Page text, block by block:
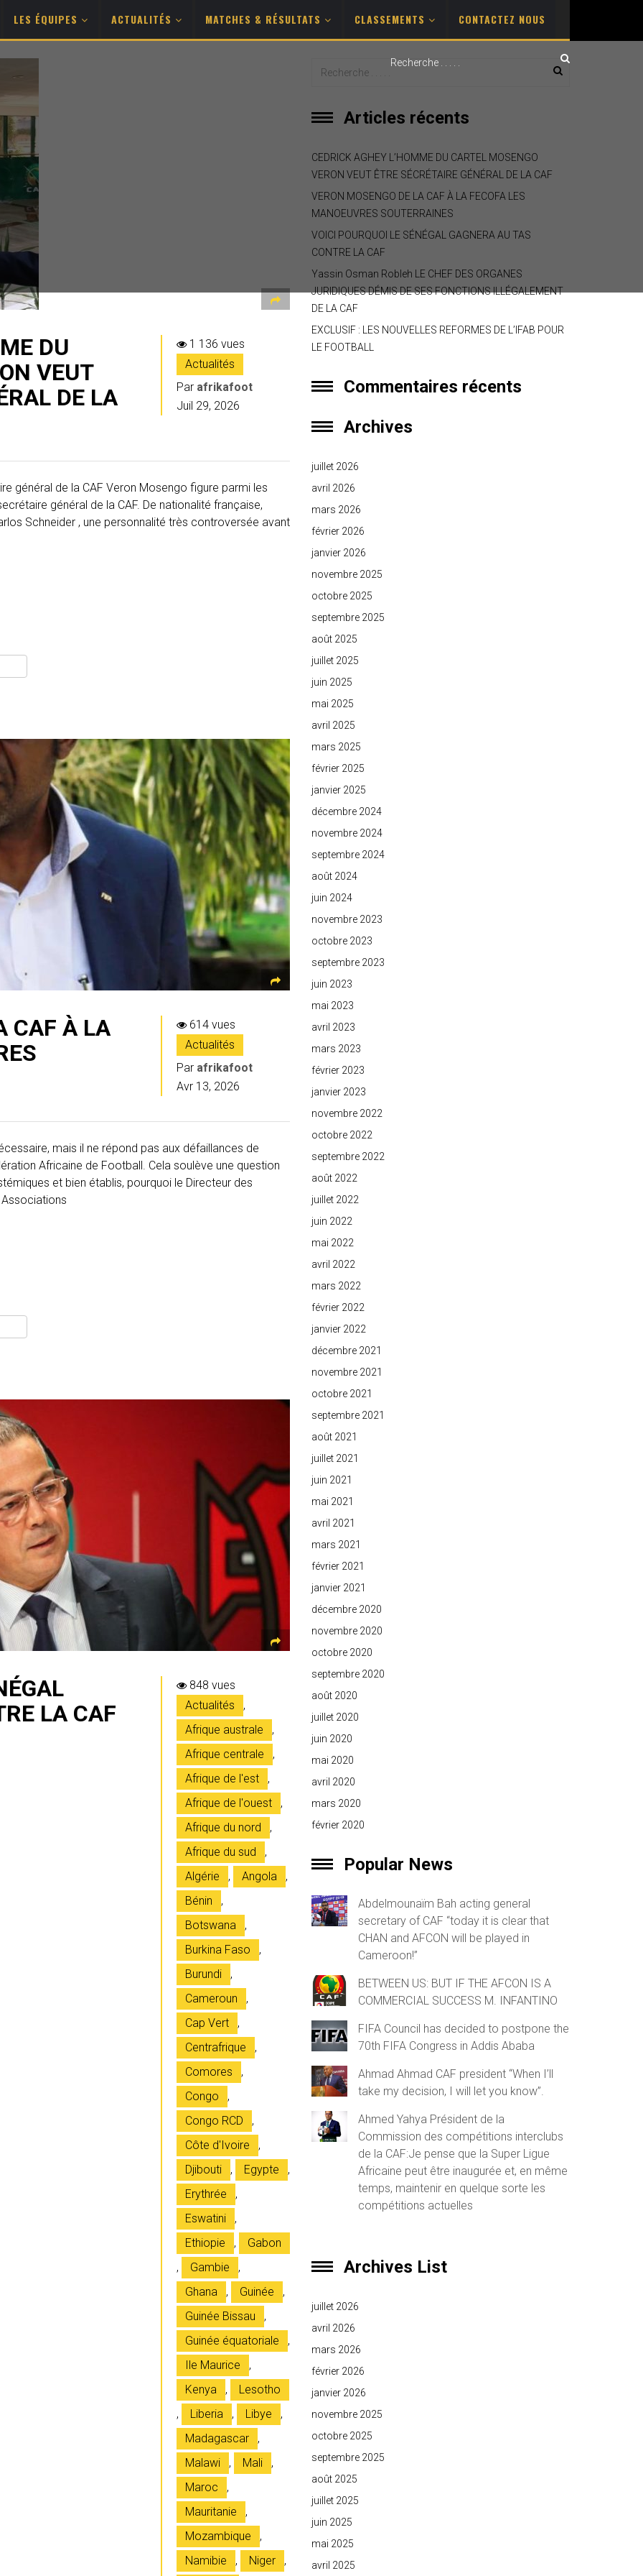
LES ÉQUIPES ACTUALITÉS MATCHES & RÉSULTATS CLASSEMENTS CONTACTEZ NOUS
DU
VEUT
DE LA
1 136 vues
Actualités
Par afrikafoot
Juil 29, 2026
général de la CAF Veron Mosengo figure parmi les
général de la CAF. De nationalité française,
Schneider , une personnalité très controversée avant
CAF À LA
614 vues
Actualités
Par afrikafoot
Avr 13, 2026
mais il ne répond pas aux défaillances de
Africaine de Football. Cela soulève une question
et bien établis, pourquoi le Directeur des
LA CAF
848 vues
Actualités
,
Afrique australe
,
Afrique centrale
,
Afrique de l'est
,
Afrique de l'ouest
,
Afrique du nord
,
Afrique du sud
,
Algérie
, Angola
,
Bénin
,
Botswana
,
Burkina Faso
,
Burundi
,
Cameroun
,
Cap Vert
,
Centrafrique
,
Comores
,
Congo
,
Congo RCD
,
Côte d'Ivoire
,
Djibouti
, Egypte
,
Erythrée
,
Eswatini
,
Ethiopie
,
Gabon
,
Gambie
,
Ghana
, Guinée
,
Guinée Bissau
,
Guinée équatoriale
,
Ile Maurice
,
Kenya
,
Lesotho
,
Liberia , Libye
,
Madagascar
,
Malawi
, Mali
,
Maroc
,
Mauritanie
,
Mozambique
,
Namibie
, Niger ,
Articles récents
CEDRICK AGHEY L’HOMME DU CARTEL MOSENGO
VERON VEUT ÊTRE SÉCRÉTAIRE GÉNÉRAL DE LA CAF
VERON MOSENGO DE LA CAF À LA FECOFA LES
MANOEUVRES SOUTERRAINES
VOICI POURQUOI LE SÉNÉGAL GAGNERA AU TAS
CONTRE LA CAF
Yassin Osman Robleh LE CHEF DES ORGANES
JURIDIQUES DÉMIS DE SES FONCTIONS ILLÉGALEMENT
DE LA CAF
EXCLUSIF : LES NOUVELLES REFORMES DE L’IFAB POUR
LE FOOTBALL
Commentaires récents
Archives
juillet 2026
avril 2026
mars 2026
février 2026
janvier 2026
novembre 2025
octobre 2025
septembre 2025
août 2025
juillet 2025
juin 2025
mai 2025
avril 2025
mars 2025
février 2025
janvier 2025
décembre 2024
novembre 2024
septembre 2024
août 2024
juin 2024
novembre 2023
octobre 2023
septembre 2023
juin 2023
mai 2023
avril 2023
mars 2023
février 2023
janvier 2023
novembre 2022
octobre 2022
septembre 2022
août 2022
juillet 2022
juin 2022
mai 2022
avril 2022
mars 2022
février 2022
janvier 2022
décembre 2021
novembre 2021
octobre 2021
septembre 2021
août 2021
juillet 2021
juin 2021
mai 2021
avril 2021
mars 2021
février 2021
janvier 2021
décembre 2020
novembre 2020
octobre 2020
septembre 2020
août 2020
juillet 2020
juin 2020
mai 2020
avril 2020
mars 2020
février 2020
Popular News
Abdelmounaïm Bah acting general
secretary of CAF “today it is clear that
CHAN and AFCON will be played in
Cameroon!”
BETWEEN US: BUT IF THE AFCON IS A
COMMERCIAL SUCCESS M. INFANTINO
FIFA Council has decided to postpone the
70th FIFA Congress in Addis Ababa
Ahmad Ahmad CAF president “When I’ll
take my decision, I will let you know”.
Ahmed Yahya Président de la
Commission des compétitions interclubs
de la CAF:Je pense que la Super Ligue
Africaine peut être inaugurée et, en même
temps, maintenir en quelque sorte les
compétitions actuelles
Archives List
juillet 2026
avril 2026
mars 2026
février 2026
janvier 2026
novembre 2025
octobre 2025
septembre 2025
août 2025
juillet 2025
juin 2025
mai 2025
avril 2025